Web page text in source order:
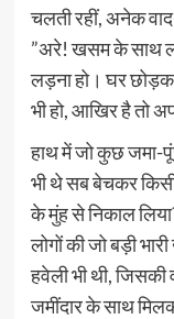
चलती रहीं, अनेक
”अरे! खसम के साथ
लड़ना हो। घर
भी हो, आखिर है तो
हाथ में जो कुछ
भी थे सब बेचकर
के मुंह से निकाल
लोगों की जो बड़ी
हवेली भी थी,
जमींदार के साथ